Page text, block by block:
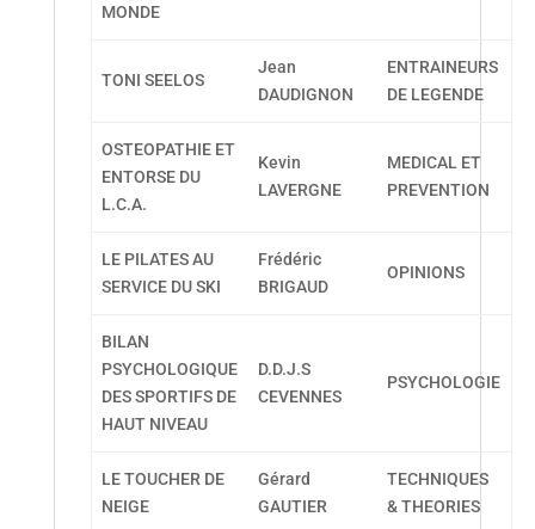
MONDE
TONI SEELOS
Jean
DAUDIGNON
ENTRAINEURS
DE LEGENDE
OSTEOPATHIE ET
ENTORSE DU
L.C.A.
Kevin
LAVERGNE
MEDICAL ET
PREVENTION
LE PILATES AU
SERVICE DU SKI
Frédéric
BRIGAUD
OPINIONS
BILAN
PSYCHOLOGIQUE
DES SPORTIFS DE
HAUT NIVEAU
D.D.J.S
CEVENNES
PSYCHOLOGIE
LE TOUCHER DE
NEIGE
Gérard
GAUTIER
TECHNIQUES
& THEORIES